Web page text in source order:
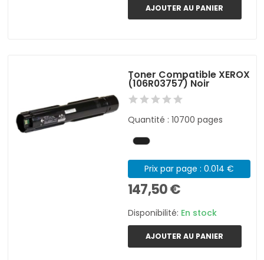
AJOUTER AU PANIER
Toner Compatible XEROX
(106R03757) Noir
Quantité : 10700 pages
Prix par page : 0.014 €
147,50 €
Disponibilité: En stock
AJOUTER AU PANIER